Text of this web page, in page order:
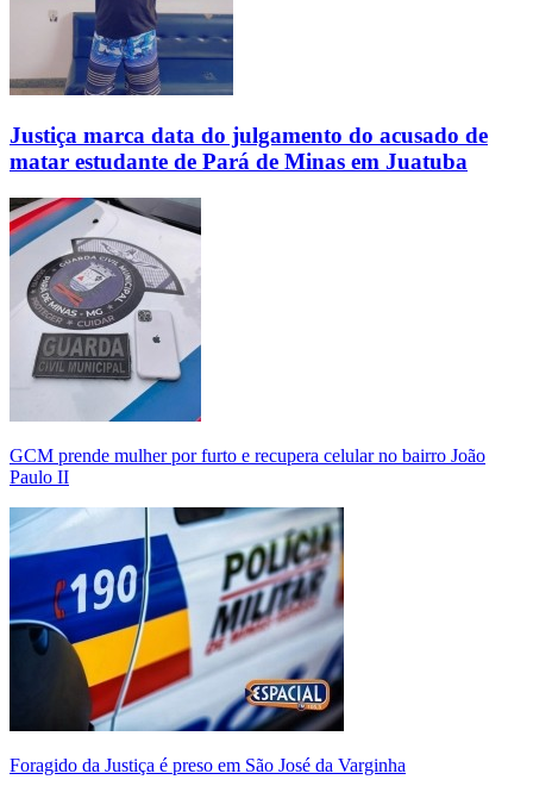
Justiça marca data do julgamento do acusado de
matar estudante de Pará de Minas em Juatuba
GCM prende mulher por furto e recupera celular no bairro João
Paulo II
Foragido da Justiça é preso em São José da Varginha